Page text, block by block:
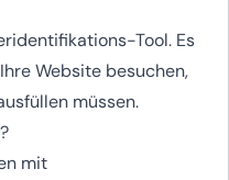
Tool. Es
Website besuchen,
müssen.
mit